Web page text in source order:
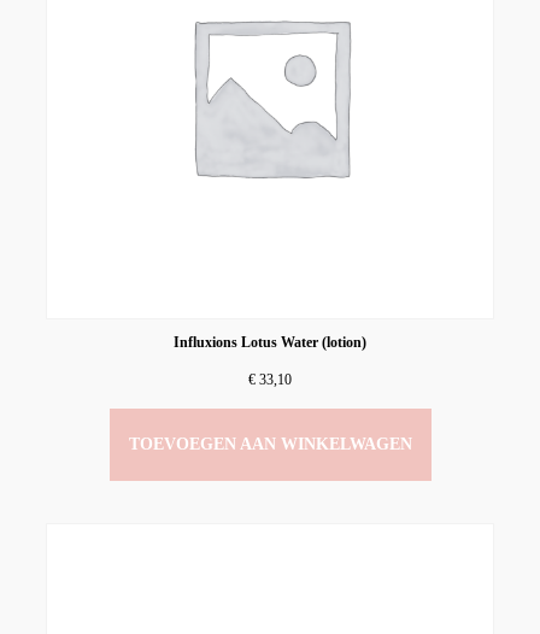
Influxions Lotus Water (lotion)
€ 33,10
TOEVOEGEN AAN WINKELWAGEN